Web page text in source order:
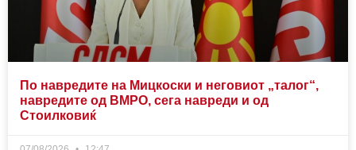
По навредите на Мицкоски и неговиот „талог“,
навредите од ВМРО, сега навреди и од
Стоилковиќ